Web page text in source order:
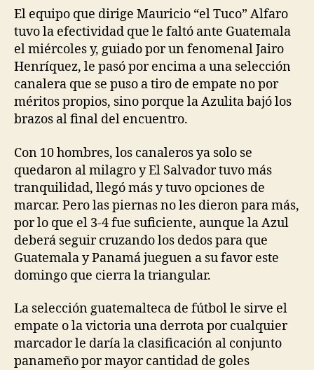
El equipo que dirige Mauricio “el Tuco” Alfaro
tuvo la efectividad que le faltó ante Guatemala
el miércoles y, guiado por un fenomenal Jairo
Henríquez, le pasó por encima a una selección
canalera que se puso a tiro de empate no por
méritos propios, sino porque la Azulita bajó los
brazos al final del encuentro.
Con 10 hombres, los canaleros ya solo se
quedaron al milagro y El Salvador tuvo más
tranquilidad, llegó más y tuvo opciones de
marcar. Pero las piernas no les dieron para más,
por lo que el 3-4 fue suficiente, aunque la Azul
deberá seguir cruzando los dedos para que
Guatemala y Panamá jueguen a su favor este
domingo que cierra la triangular.
La selección guatemalteca de fútbol le sirve el
empate o la victoria una derrota por cualquier
marcador le daría la clasificación al conjunto
panameño por mayor cantidad de goles